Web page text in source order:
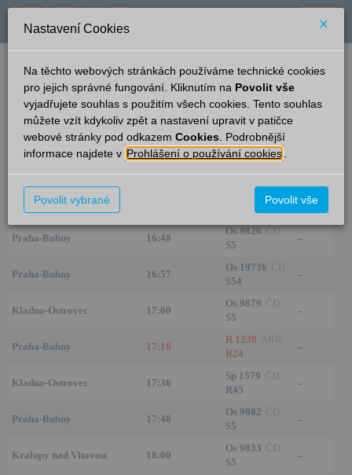
verze: 2.0.6 podpora: help-tabule@oltis.cz
English
Příjezdy
Praha-Veleslavín
14:35
Ze směru Čas/Aktuální Vlak/Linka Kolej
Rakovník
ARR
–
Praha-Bubny 16:48
Os 9826 ČD
S5
–
Praha-Bubny 16:57
Os 19736
S54
–
Kladno-Ostrovec 17:00
Os 9879 ČD
S5
–
Praha-Bubny 17:18
R 1238
R24
–
Kladno-Ostrovec 17:36
Sp 1579 ČD
R45
–
Praha-Bubny 17:48
Os 9882
S5
–
Kralupy nad Vltavou 18:00
Os 9833 ČD
S5
–
Nastavení Cookies ×
Na těchto webových stránkách používáme technické cookies
pro jejich správné fungování. Kliknutím na Povolit vše
vyjadřujete souhlas s použitím všech cookies. Tento souhlas
můžete vzít kdykoliv zpět a nastavení upravit v patičce
webové stránky pod odkazem Cookies . Podrobnější
informace najdete v Prohlášení o používání cookies
Povolit vybrané Povolit vše